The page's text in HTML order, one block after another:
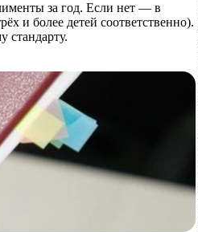
за год. Если нет — в
и более детей соответственно).
стандарту.